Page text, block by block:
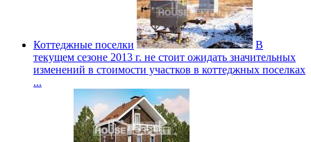
Коттеджные поселки
В
текущем сезоне 2013 г. не стоит ожидать значительных
изменений в стоимости участков в коттеджных поселках
...